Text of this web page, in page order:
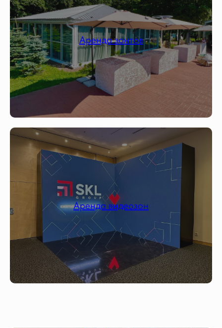
Аренда зонтов
Аренда видеозон